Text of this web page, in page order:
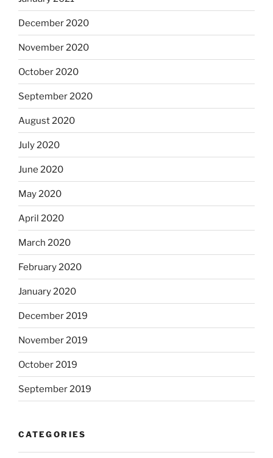
December 2020
November 2020
October 2020
September 2020
August 2020
July 2020
June 2020
May 2020
April 2020
March 2020
February 2020
January 2020
December 2019
November 2019
October 2019
September 2019
CATEGORIES